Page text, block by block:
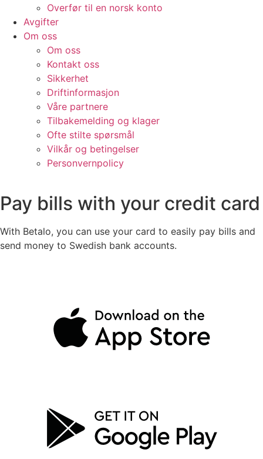
Overfør til en norsk konto
Avgifter
Om oss
Om oss
Kontakt oss
Sikkerhet
Driftinformasjon
Våre partnere
Tilbakemelding og klager
Ofte stilte spørsmål
Vilkår og betingelser​
Personvernpolicy
Pay bills with your credit card
With Betalo, you can use your card to easily pay bills and
send money to Swedish bank accounts.